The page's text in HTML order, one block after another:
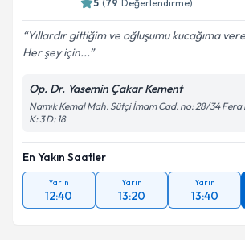
5 (79 Değerlendirme)
Yıllardır gittiğim ve oğluşumu kucağıma
Her şey için...
Op. Dr. Yasemin Çakar Kement
Namık Kemal Mah. Sütçi İmam Cad. no: 28/34 Fera
K: 3 D: 18
En Yakın Saatler
Yarın
12:40
Yarın
13:20
Yarın
13:40